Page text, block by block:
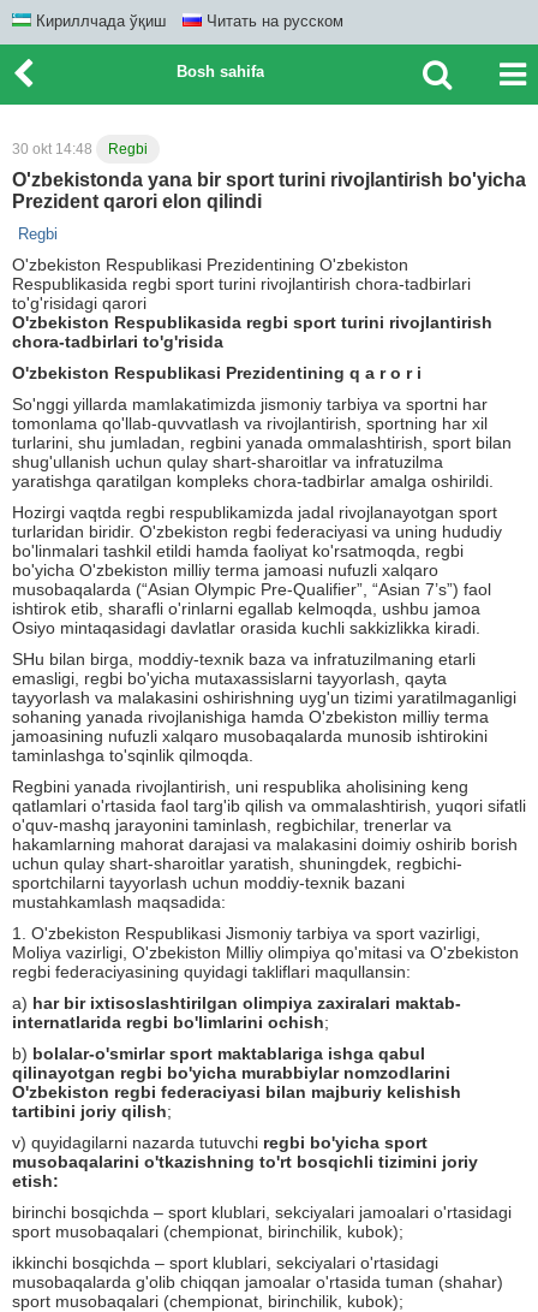
Кириллчада ўқиш Читать на русском
Bosh sahifa
30 okt 14:48 Regbi
O'zbekistonda yana bir sport turini rivojlantirish bo'yicha
Prezident qarori elon qilindi
Regbi
O'zbekiston Respublikasi Prezidentining O'zbekiston
Respublikasida regbi sport turini rivojlantirish chora-tadbirlari
to'g'risidagi qarori
O'zbekiston Respublikasida regbi sport turini rivojlantirish
chora-tadbirlari to'g'risida
O'zbekiston Respublikasi Prezidentining q a r o r i
So'nggi yillarda mamlakatimizda jismoniy tarbiya va sportni har
tomonlama qo'llab-quvvatlash va rivojlantirish, sportning har xil
turlarini, shu jumladan, regbini yanada ommalashtirish, sport bilan
shug'ullanish uchun qulay shart-sharoitlar va infratuzilma
yaratishga qaratilgan kompleks chora-tadbirlar amalga oshirildi.
Hozirgi vaqtda regbi respublikamizda jadal rivojlanayotgan sport
turlaridan biridir. O'zbekiston regbi federaciyasi va uning hududiy
bo'linmalari tashkil etildi hamda faoliyat ko'rsatmoqda, regbi
bo'yicha O'zbekiston milliy terma jamoasi nufuzli xalqaro
musobaqalarda (“Asian Olympic Pre-Qualifier”, “Asian 7’s”) faol
ishtirok etib, sharafli o'rinlarni egallab kelmoqda, ushbu jamoa
Osiyo mintaqasidagi davlatlar orasida kuchli sakkizlikka kiradi.
SHu bilan birga, moddiy-texnik baza va infratuzilmaning etarli
emasligi, regbi bo'yicha mutaxassislarni tayyorlash, qayta
tayyorlash va malakasini oshirishning uyg'un tizimi yaratilmaganligi
sohaning yanada rivojlanishiga hamda O'zbekiston milliy terma
jamoasining nufuzli xalqaro musobaqalarda munosib ishtirokini
taminlashga to'sqinlik qilmoqda.
Regbini yanada rivojlantirish, uni respublika aholisining keng
qatlamlari o'rtasida faol targ'ib qilish va ommalashtirish, yuqori sifatli
o'quv-mashq jarayonini taminlash, regbichilar, trenerlar va
hakamlarning mahorat darajasi va malakasini doimiy oshirib borish
uchun qulay shart-sharoitlar yaratish, shuningdek, regbichi-
sportchilarni tayyorlash uchun moddiy-texnik bazani
mustahkamlash maqsadida:
1. O'zbekiston Respublikasi Jismoniy tarbiya va sport vazirligi,
Moliya vazirligi, O'zbekiston Milliy olimpiya qo'mitasi va O'zbekiston
regbi federaciyasining quyidagi takliflari maqullansin:
a) har bir ixtisoslashtirilgan olimpiya zaxiralari maktab-
internatlarida regbi bo'limlarini ochish;
b) bolalar-o'smirlar sport maktablariga ishga qabul
qilinayotgan regbi bo'yicha murabbiylar nomzodlarini
O'zbekiston regbi federaciyasi bilan majburiy kelishish
tartibini joriy qilish;
v) quyidagilarni nazarda tutuvchi regbi bo'yicha sport
musobaqalarini o'tkazishning to'rt bosqichli tizimini joriy
etish:
birinchi bosqichda – sport klublari, sekciyalari jamoalari o'rtasidagi
sport musobaqalari (chempionat, birinchilik, kubok);
ikkinchi bosqichda – sport klublari, sekciyalari o'rtasidagi
musobaqalarda g'olib chiqqan jamoalar o'rtasida tuman (shahar)
sport musobaqalari (chempionat, birinchilik, kubok);